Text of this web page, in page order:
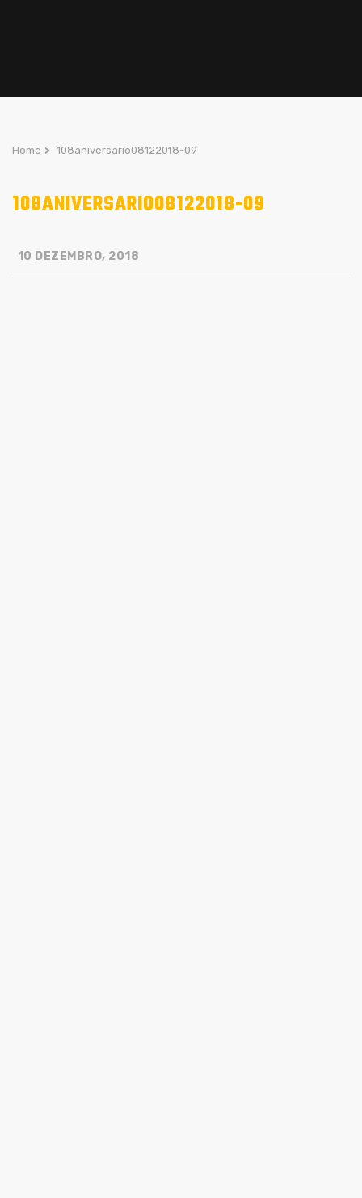
Home > 108aniversario08122018-09
108ANIVERSARIO08122018-09
10 DEZEMBRO, 2018